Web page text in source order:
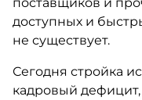
доступных и
не существует.
Сегодня стройка
кадровый